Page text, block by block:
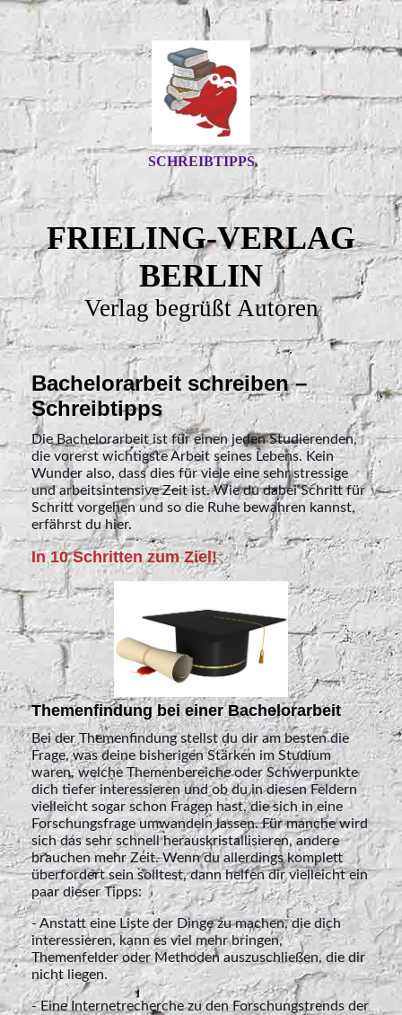
SCHREIBTIPPS
FRIELING-VERLAG
BERLIN
Verlag begrüßt Autoren
Bachelorarbeit schreiben–
Schreibtipps
Die Bachelorarbeit ist für einen jeden Studierenden,
die vorerst wichtigste Arbeit seines Lebens. Kein
Wunder also, dass dies für viele eine sehr stressige
und arbeitsintensive Zeit ist. Wie du dabei Schritt für
Schritt vorgehen und so die Ruhe bewahren kannst,
erfährst du hier.
In 10 Schritten zum Ziel!
Themenfindung bei einer Bachelorarbeit
Bei der Themenfindung stellst du dir am besten die
Frage, was deine bisherigen Stärken im Studium
waren, welche Themenbereiche oder Schwerpunkte
dich tiefer interessieren und ob du in diesen Feldern
vielleicht sogar schon Fragen hast, die sich in eine
Forschungsfrage umwandeln lassen. Für manche wird
sich das sehr schnell herauskristallisieren, andere
brauchen mehr Zeit. Wenn du allerdings komplett
überfordert sein solltest, dann helfen dir vielleicht ein
paar dieser Tipps:
- Anstatt eine Liste der Dinge zu machen, die dich
interessieren, kann es viel mehr bringen,
Themenfelder oder Methoden auszuschließen, die dir
nicht liegen.
- Eine Internetrecherche zu den Forschungstrends der